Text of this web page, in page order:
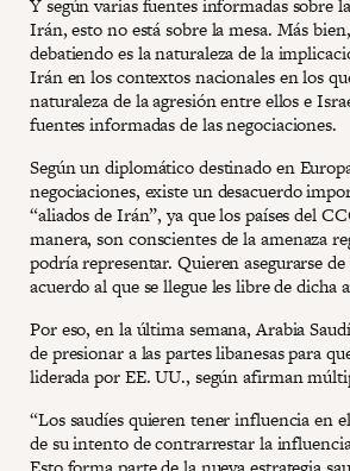
Irán, esto no está sobre la mesa. Más
debatiendo es la naturaleza de la
Irán en los contextos nacionales en los
naturaleza de la agresión entre ellos e
fuentes informadas de las negociaciones.
Según un diplomático destinado en
negociaciones, existe un desacuerdo
“aliados de Irán”, ya que los países del
manera, son conscientes de la amenaza
podría representar. Quieren asegurarse
acuerdo al que se llegue les libre de dicha
Por eso, en la última semana, Arabia
de presionar a las partes libanesas para
liderada por EE. UU., según afirman
“Los saudíes quieren tener influencia en
de su intento de contrarrestar la